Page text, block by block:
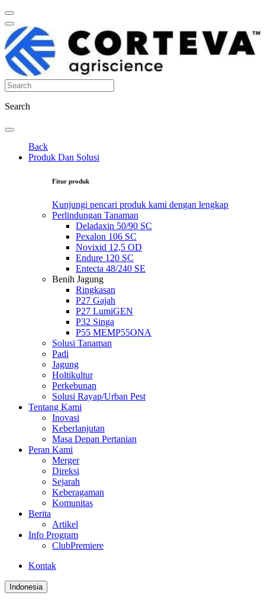
Search
Back
Produk Dan Solusi
Fitur produk
Kunjungi pencari produk kami dengan lengkap
Perlindungan Tanaman
Deladaxin 50/90 SC
Pexalon 106 SC
Novixid 12,5 OD
Endure 120 SC
Entecta 48/240 SE
Benih Jagung
Ringkasan
P27 Gajah
P27 LumiGEN
P32 Singa
P55 MEMP55ONA
Solusi Tanaman
Padi
Jagung
Holtikultur
Perkebunan
Solusi Rayap/Urban Pest
Tentang Kami
Inovasi
Keberlanjutan
Masa Depan Pertanian
Peran Kami
Merger
Direksi
Sejarah
Keberagaman
Komunitas
Berita
Artikel
Info Program
ClubPremiere
Kontak
Indonesia